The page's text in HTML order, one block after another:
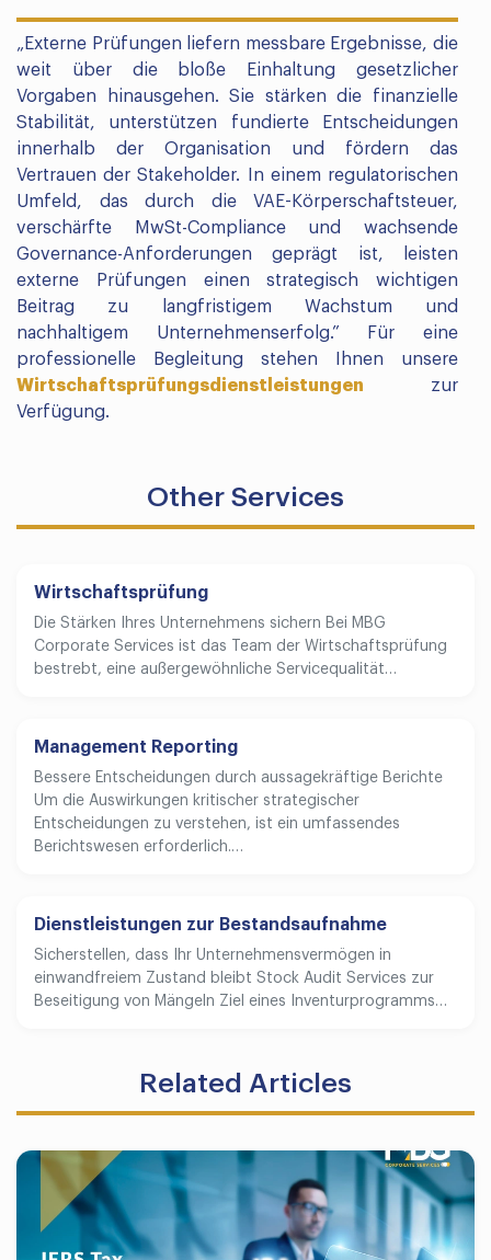
„Externe Prüfungen liefern messbare Ergebnisse, die
weit über die bloße Einhaltung gesetzlicher
Vorgaben hinausgehen. Sie stärken die finanzielle
Stabilität, unterstützen fundierte Entscheidungen
innerhalb der Organisation und fördern das
Vertrauen der Stakeholder. In einem regulatorischen
Umfeld, das durch die VAE-Körperschaftsteuer,
verschärfte MwSt-Compliance und wachsende
Governance-Anforderungen geprägt ist, leisten
externe Prüfungen einen strategisch wichtigen
Beitrag zu langfristigem Wachstum und
nachhaltigem Unternehmenserfolg.” Für eine
professionelle Begleitung stehen Ihnen unsere
Wirtschaftsprüfungsdienstleistungen zur
Verfügung.
Other Services
Wirtschaftsprüfung
Die Stärken Ihres Unternehmens sichern Bei MBG
Corporate Services ist das Team der Wirtschaftsprüfung
bestrebt, eine außergewöhnliche Servicequalität…
Management Reporting
Bessere Entscheidungen durch aussagekräftige Berichte
Um die Auswirkungen kritischer strategischer
Entscheidungen zu verstehen, ist ein umfassendes
Berichtswesen erforderlich.…
Dienstleistungen zur Bestandsaufnahme
Sicherstellen, dass Ihr Unternehmensvermögen in
einwandfreiem Zustand bleibt Stock Audit Services zur
Beseitigung von Mängeln Ziel eines Inventurprogramms…
Related Articles